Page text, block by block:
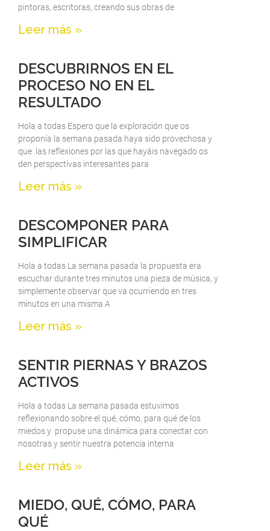
pintoras, escritoras, creando sus obras de
Leer más »
DESCUBRIRNOS EN EL
PROCESO NO EN EL
RESULTADO
Hola a todas Espero que la exploración que os
proponía la semana pasada haya sido provechosa y
que las reflexiones por las que hayáis navegado os
den perspectivas interesantes para
Leer más »
DESCOMPONER PARA
SIMPLIFICAR
Hola a todas La semana pasada la propuesta era
escuchar durante tres minutos una pieza de música, y
simplemente observar que va ocurriendo en tres
minutos en una misma A
Leer más »
SENTIR PIERNAS Y BRAZOS
ACTIVOS
Hola a todas La semana pasada estuvimos
reflexionando sobre el qué, cómo, para qué de los
miedos y propuse una dinámica para conectar con
nosotras y sentir nuestra potencia interna
Leer más »
MIEDO, QUÉ, CÓMO, PARA
QUÉ